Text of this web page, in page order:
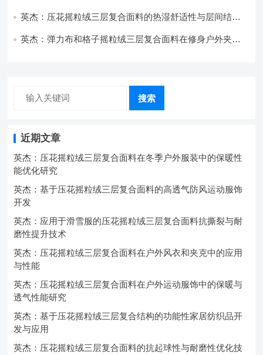
英杰：压花摇粒绒三层复合面料的热湿舒适性与层间结合
英杰：弹力布和格子摇粒绒三层复合面料在修身户外夹克
搜索
近期文章
英杰：压花摇粒绒三层复合面料在冬季户外服装中的保暖性
能优化研究
英杰：基于压花摇粒绒三层复合面料的高透气防风运动服饰
开发
英杰：应用于滑雪服的压花摇粒绒三层复合面料抗撕裂与耐
磨性提升技术
英杰：压花摇粒绒三层复合面料在户外风衣和夹克中的应用
与性能
英杰：压花摇粒绒三层复合面料在户外运动服饰中的保暖与
透气性能研究
英杰：基于压花摇粒绒三层复合结构的功能性家居纺织品开
发与应用
英杰：压花摇粒绒三层复合面料的抗起球性与耐磨性优化技